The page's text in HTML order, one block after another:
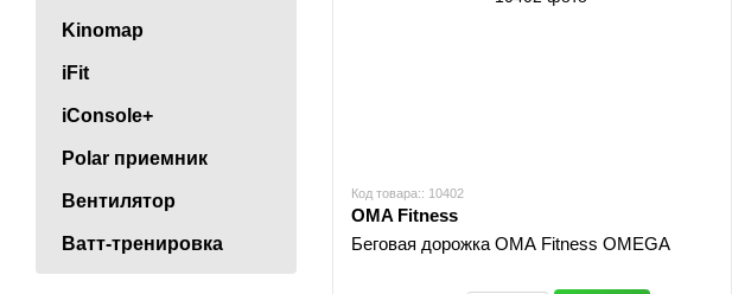
Код товара:: 10402
OMA Fitness
Беговая дорожка OMA Fitness OMEGA
Kinomap
iFit
iConsole+
Polar приемник
Вентилятор
Ватт-тренировка